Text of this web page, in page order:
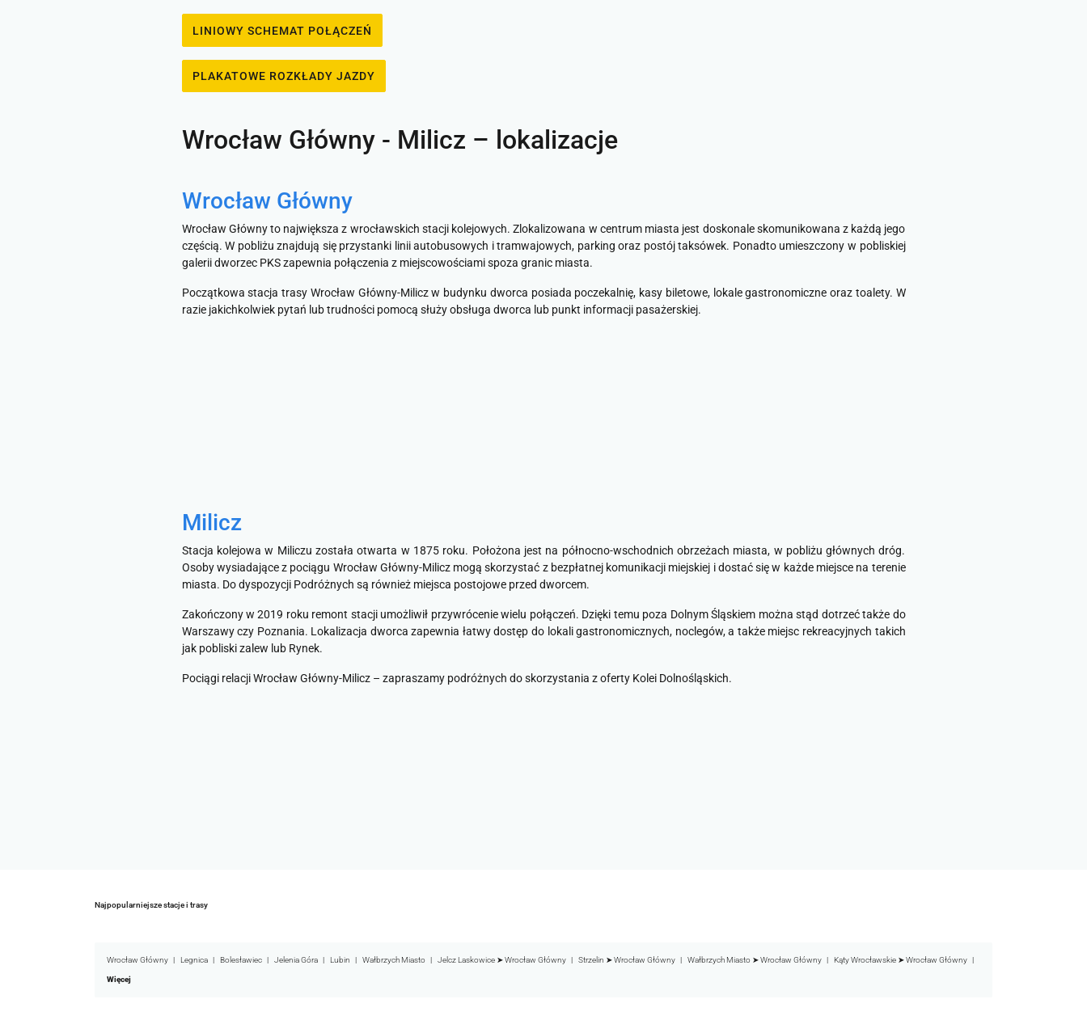
LINIOWY SCHEMAT POŁĄCZEŃ
PLAKATOWE ROZKŁADY JAZDY
Wrocław Główny - Milicz – lokalizacje
Wrocław Główny
Wrocław Główny to największa z wrocławskich stacji kolejowych. Zlokalizowana w centrum miasta jest doskonale skomunikowana z każdą jego
częścią. W pobliżu znajdują się przystanki linii autobusowych i tramwajowych, parking oraz postój taksówek. Ponadto umieszczony w pobliskiej
galerii dworzec PKS zapewnia połączenia z miejscowościami spoza granic miasta.
Początkowa stacja trasy Wrocław Główny-Milicz w budynku dworca posiada poczekalnię, kasy biletowe, lokale gastronomiczne oraz toalety. W
razie jakichkolwiek pytań lub trudności pomocą służy obsługa dworca lub punkt informacji pasażerskiej.
Milicz
Stacja kolejowa w Miliczu została otwarta w 1875 roku. Położona jest na północno-wschodnich obrzeżach miasta, w pobliżu głównych dróg.
Osoby wysiadające z pociągu Wrocław Główny-Milicz mogą skorzystać z bezpłatnej komunikacji miejskiej i dostać się w każde miejsce na terenie
miasta. Do dyspozycji Podróżnych są również miejsca postojowe przed dworcem.
Zakończony w 2019 roku remont stacji umożliwił przywrócenie wielu połączeń. Dzięki temu poza Dolnym Śląskiem można stąd dotrzeć także do
Warszawy czy Poznania. Lokalizacja dworca zapewnia łatwy dostęp do lokali gastronomicznych, noclegów, a także miejsc rekreacyjnych takich
jak pobliski zalew lub Rynek.
Pociągi relacji Wrocław Główny-Milicz – zapraszamy podróżnych do skorzystania z oferty Kolei Dolnośląskich.
Najpopularniejsze stacje i trasy
Wrocław Główny Legnica Bolesławiec Jelenia Góra Lubin Wałbrzych Miasto Jelcz Laskowice ➤ Wrocław Główny Strzelin ➤ Wrocław Główny Wałbrzych Miasto ➤ Wrocław Główny Kąty Wrocławskie ➤ Wrocław Główny
Więcej